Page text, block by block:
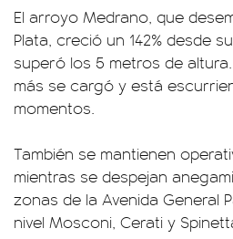
El arroyo Medrano, que
Plata, creció un 142% desde
superó los 5 metros de
más se cargó y está
momentos.
También se mantienen
mientras se despejan
zonas de la Avenida General
nivel Mosconi, Cerati y